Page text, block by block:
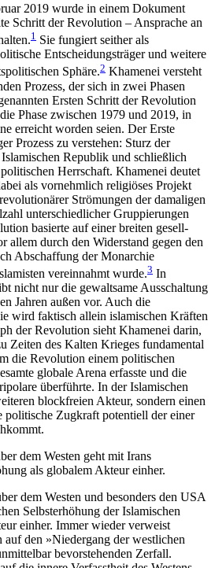
2019 wurde in einem Dokument
Schritt der Revolution – Ansprache an
1 Sie fungiert seither als
Entscheidungsträger und weite­re
Sphäre.2 Khamenei versteht
Prozess, der sich in zwei Phasen
Ersten Schritt der Revolution
Phase zwischen 1979 und 2019, in
erreicht wor­den seien. Der Erste
Prozess zu verstehen: Sturz der
Republik und schließlich
Herrschaft. Khamenei deutet
als vornehmlich reli­giöses Projekt
Strömungen der damaligen
unterschiedlicher Gruppierungen
basierte auf einer brei­ten gesell­
allem durch den Wider­stand gegen den
Ab­schaffung der Monarchie
vereinnahmt wurde.3 In
nicht nur die gewaltsame Ausschaltung
Jahren außen vor. Auch die
wird faktisch allein islamischen Kräften
der Revolution sieht Khamenei darin,
Zeiten des Kalten Krieges fundamental
die Revolution einem politischen
globale Arena erfasste und die
überführte. In der Islamischen
blockfreien Akteur, sondern einen
politische Zugkraft poten­tiell der einer
dem Westen geht mit Irans
als globalem Akteur einher.
dem Westen und besonders den USA
Selbsterhöhung der Islamischen
einher. Immer wieder verweist
auf den »Niedergang der westlichen
bevorstehenden Zerfall.